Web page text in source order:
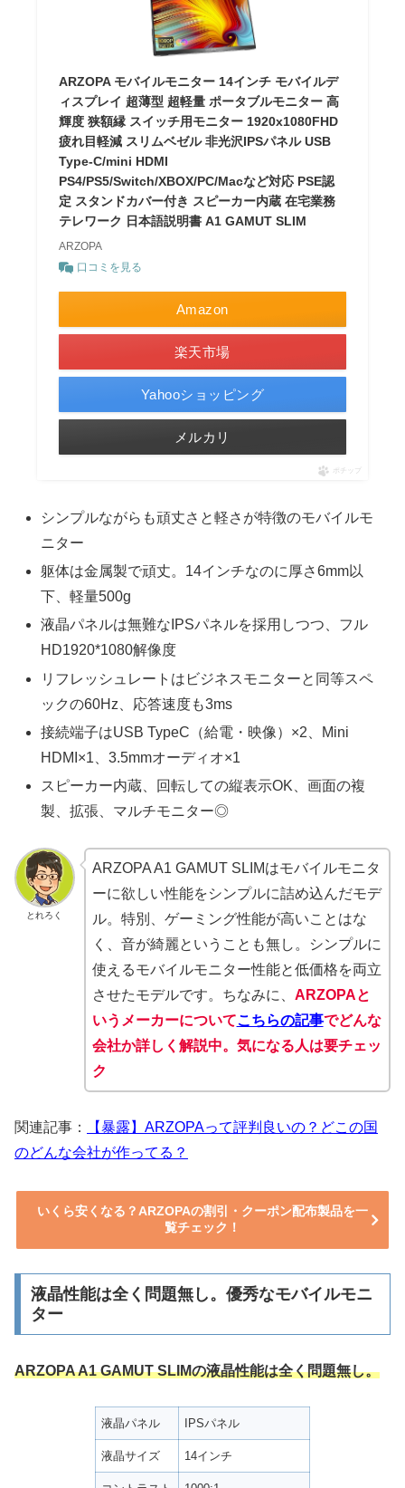
ARZOPA モバイルモニター 14インチ モバイルデ
ィスプレイ 超薄型 超軽量 ポータブルモニター 高
輝度 狭額縁 スイッチ用モニター 1920x1080FHD
疲れ目軽減 スリムベゼル 非光沢IPSパネル USB
Type-C/mini HDMI
PS4/PS5/Switch/XBOX/PC/Macなど対応 PSE認
定 スタンドカバー付き スピーカー内蔵 在宅業務
テレワーク 日本語説明書 A1 GAMUT SLIM
ARZOPA
口コミを見る
Amazon
楽天市場
Yahooショッピング
メルカリ
ポチップ
シンプルながらも頑丈さと軽さが特徴のモバイルモ
ニター
躯体は金属製で頑丈。14インチなのに厚さ6mm以
下、軽量500g
液晶パネルは無難なIPSパネルを採用しつつ、フル
HD1920*1080解像度
リフレッシュレートはビジネスモニターと同等スペ
ックの60Hz、応答速度も3ms
接続端子はUSB TypeC（給電・映像）×2、Mini
HDMI×1、3.5mmオーディオ×1
スピーカー内蔵、回転しての縦表示OK、画面の複
製、拡張、マルチモニター◎
とれろく
ARZOPA A1 GAMUT SLIMはモバイルモニタ
ーに欲しい性能をシンプルに詰め込んだモデ
ル。特別、ゲーミング性能が高いことはな
く、音が綺麗ということも無し。シンプルに
使えるモバイルモニター性能と低価格を両立
させたモデルです。ちなみに、 ARZOPAと
いうメーカーについてこちらの記事でどんな
会社か詳しく解説中。気になる人は要チェッ
ク
関連記事：
【暴露】ARZOPAって評判良いの？どこの国
のどんな会社が作ってる？
いくら安くなる？ARZOPAの割引・クーポン配布製品を一
覧チェック！
液晶性能は全く問題無し。優秀なモバイルモニ
ター
ARZOPA A1 GAMUT SLIMの液晶性能は全く問題無し。
液晶パネル IPSパネル
液晶サイズ 14インチ